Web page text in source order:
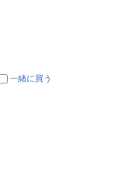
一緒に買う